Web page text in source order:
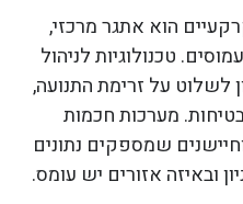
הוא אתגר מרכזי,
טכנולוגיות לניהול
לשלוט על זרימת התנועה,
מערכות חכמות
שמספקים נתונים
ובאיזה אזורים יש עומס.